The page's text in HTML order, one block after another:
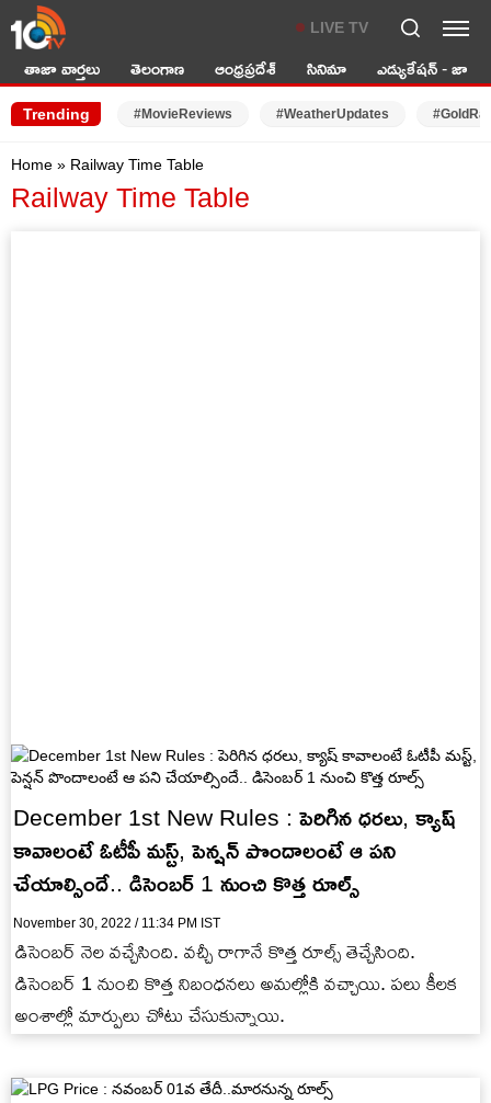
LIVE TV
తాజా వార్తలు తెలంగాణ ఆంధ్రప్రదేశ్ సినిమా ఎడ్యుకేషన్ - జాబ్స్
Trending #MovieReviews #WeatherUpdates
Home » Railway Time Table
Railway Time Table
December 1st New Rules : పెరిగిన ధరలు, క్యాష్
కావాలంటే ఓటీపీ మస్ట్, పెన్షన్ పొందాలంటే ఆ పని
చేయాల్సిందే.. డిసెంబర్ 1 నుంచి కొత్త రూల్స్
November 30, 2022 / 11:34 PM IST
డిసెంబర్ నెల వచ్చేసింది. వచ్చీ రాగానే కొత్త రూల్స్ తెచ్చేసింది.
డిసెంబర్ 1 నుంచి కొత్త నిబంధనలు అమల్లోకి వచ్చాయి. పలు కీలక
అంశాల్లో మార్పులు చోటు చేసుకున్నాయి.